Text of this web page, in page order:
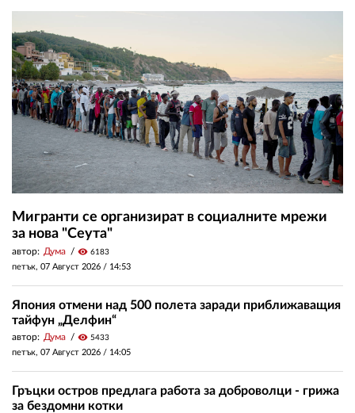
Мигранти се организират в социалните мрежи
за нова "Сеута"
автор: Дума visibility 6183
петък, 07 Август 2026 / 14:53
Япония отмени над 500 полета заради приближаващия
тайфун „Делфин“
автор: Дума visibility 5433
петък, 07 Август 2026 / 14:05
Гръцки остров предлага работа за доброволци - грижа
за бездомни котки